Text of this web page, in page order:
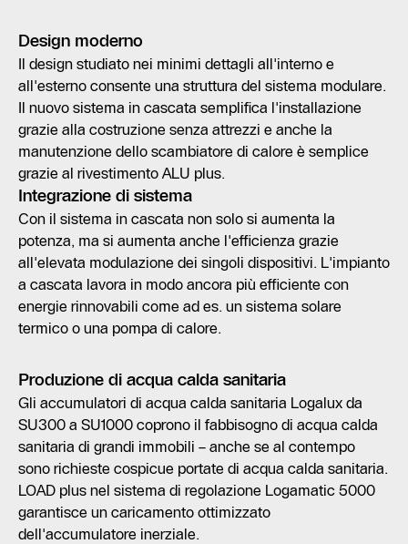
Design moderno
Il design studiato nei minimi dettagli all'interno e
all'esterno consente una struttura del sistema modulare.
Il nuovo sistema in cascata semplifica l'installazione
grazie alla costruzione senza attrezzi e anche la
manutenzione dello scambiatore di calore è semplice
grazie al rivestimento ALU plus.
Integrazione di sistema
Con il sistema in cascata non solo si aumenta la
potenza, ma si aumenta anche l'efficienza grazie
all'elevata modulazione dei singoli dispositivi. L'impianto
a cascata lavora in modo ancora più efficiente con
energie rinnovabili come ad es. un sistema solare
termico o una pompa di calore.
Produzione di acqua calda sanitaria
Gli accumulatori di acqua calda sanitaria Logalux da
SU300 a SU1000 coprono il fabbisogno di acqua calda
sanitaria di grandi immobili – anche se al contempo
sono richieste cospicue portate di acqua calda sanitaria.
LOAD plus nel sistema di regolazione Logamatic 5000
garantisce un caricamento ottimizzato
dell'accumulatore inerziale.